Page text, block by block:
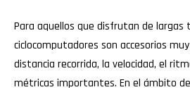
Para aquellos que disfrutan de largas
ciclocomputadores son accesorios
distancia recorrida, la velocidad, el
métricas importantes. En el ámbito